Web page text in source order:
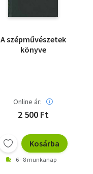
A szépművészetek
könyve
Online ár:
2 500 Ft
Kosárba
6 - 8 munkanap